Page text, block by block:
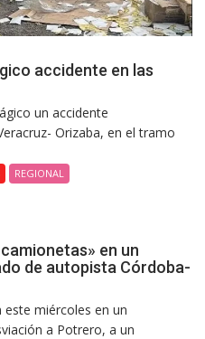
accidente en las
un accidente
Orizaba, en el tramo
REGIONAL
en un
de autopista Córdoba-
miércoles en un
a Potrero, a un